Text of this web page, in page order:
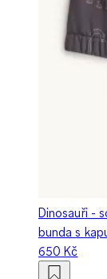
Dinosauři -
bunda s
650 Kč